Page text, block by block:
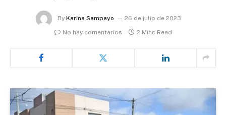
By Karina Sampayo
26 de julio de 2023
No hay comentarios
2 Mins Read